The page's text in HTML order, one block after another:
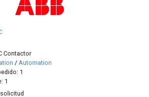
Contactor
/Automation
1
1